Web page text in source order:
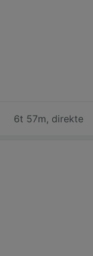
6t 57m, direkte